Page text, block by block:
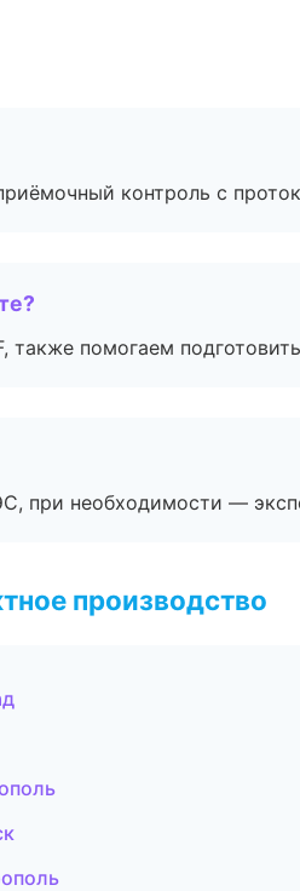
контроль с
также помогаем
при необходимости —
производство